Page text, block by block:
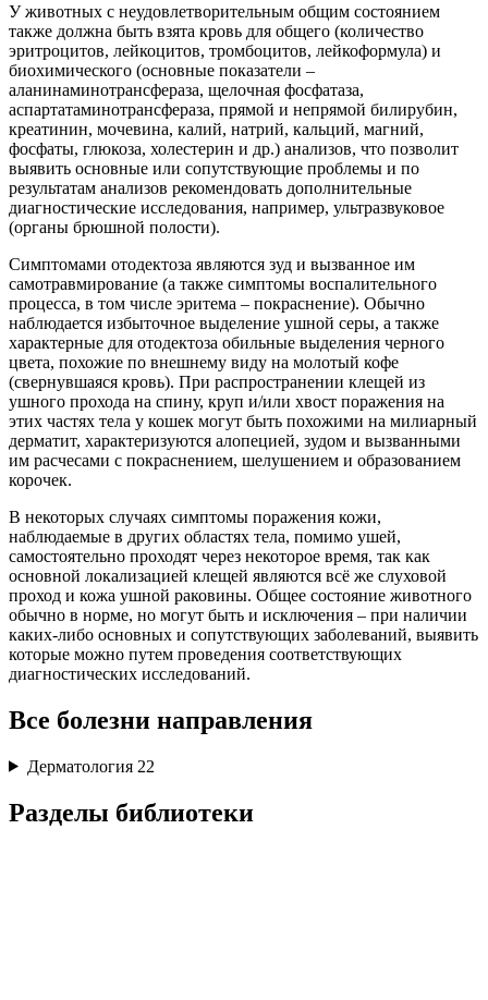
У животных с неудовлетворительным общим состоянием
также должна быть взята кровь для общего (количество
эритроцитов, лейкоцитов, тромбоцитов, лейкоформула) и
биохимического (основные показатели –
аланинаминотрансфераза, щелочная фосфатаза,
аспартатаминотрансфераза, прямой и непрямой билирубин,
креатинин, мочевина, калий, натрий, кальций, магний,
фосфаты, глюкоза, холестерин и др.) анализов, что позволит
выявить основные или сопутствующие проблемы и по
результатам анализов рекомендовать дополнительные
диагностические исследования, например, ультразвуковое
(органы брюшной полости).
Симптомами отодектоза являются зуд и вызванное им
самотравмирование (а также симптомы воспалительного
процесса, в том числе эритема – покраснение). Обычно
наблюдается избыточное выделение ушной серы, а также
характерные для отодектоза обильные выделения черного
цвета, похожие по внешнему виду на молотый кофе
(свернувшаяся кровь). При распространении клещей из
ушного прохода на спину, круп и/или хвост поражения на
этих частях тела у кошек могут быть похожими на милиарный
дерматит, характеризуются алопецией, зудом и вызванными
им расчесами с покраснением, шелушением и образованием
корочек.
В некоторых случаях симптомы поражения кожи,
наблюдаемые в других областях тела, помимо ушей,
самостоятельно проходят через некоторое время, так как
основной локализацией клещей являются всё же слуховой
проход и кожа ушной раковины. Общее состояние животного
обычно в норме, но могут быть и исключения – при наличии
каких-либо основных и сопутствующих заболеваний, выявить
которые можно путем проведения соответствующих
диагностических исследований.
Все болезни направления
Дерматология 22
Разделы библиотеки